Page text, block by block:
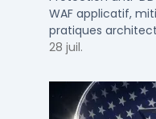
WAF applicatif,
pratiques
solutions testees
28 juil.